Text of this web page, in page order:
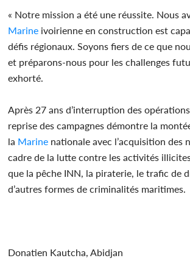
« Notre mission a été une réussite. Nous
Marine ivoirienne en construction est
défis régionaux. Soyons fiers de ce que
et préparons-nous pour les challenges
exhorté.
Après 27 ans d’interruption des
reprise des campagnes démontre la
la Marine nationale avec l’acquisition des
cadre de la lutte contre les activités
que la pêche INN, la piraterie, le trafic de
d’autres formes de criminalités maritimes.
Donatien Kautcha, Abidjan